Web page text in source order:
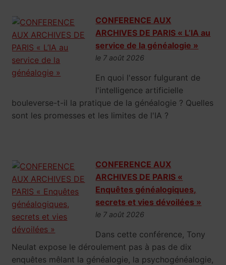
CONFERENCE AUX
ARCHIVES DE PARIS « L’IA au
service de la généalogie »
le 7 août 2026
En quoi l'essor fulgurant de
l'intelligence artificielle
bouleverse-t-il la pratique de la généalogie ? Quelles
sont les promesses et les limites de l'IA ?
CONFERENCE AUX
ARCHIVES DE PARIS «
Enquêtes généalogiques,
secrets et vies dévoilées »
le 7 août 2026
Dans cette conférence, Tony
Neulat expose le déroulement pas à pas de dix
enquêtes mêlant la généalogie, la psychogénéalogie,